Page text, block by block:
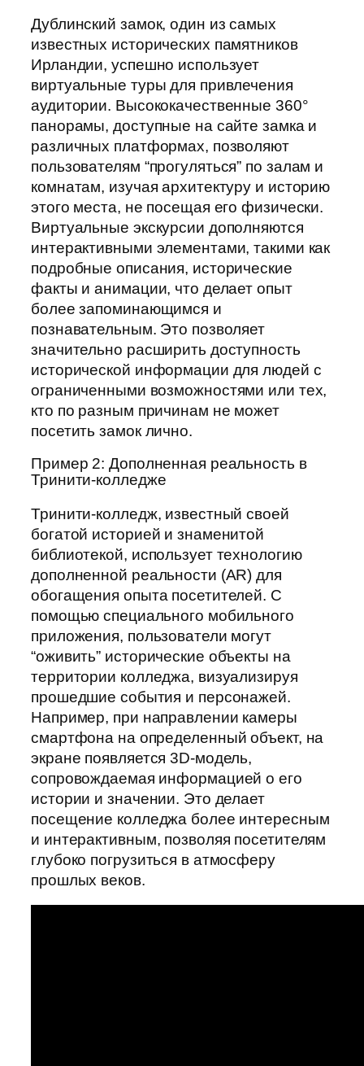
Дублинский замок, один из самых
известных исторических памятников
Ирландии, успешно использует
виртуальные туры для привлечения
аудитории. Высококачественные 360°
панорамы, доступные на сайте замка и
различных платформах, позволяют
пользователям “прогуляться” по залам и
комнатам, изучая архитектуру и историю
этого места, не посещая его физически.
Виртуальные экскурсии дополняются
интерактивными элементами, такими как
подробные описания, исторические
факты и анимации, что делает опыт
более запоминающимся и
познавательным. Это позволяет
значительно расширить доступность
исторической информации для людей с
ограниченными возможностями или тех,
кто по разным причинам не может
посетить замок лично.
Пример 2: Дополненная реальность в
Тринити-колледже
Тринити-колледж, известный своей
богатой историей и знаменитой
библиотекой, использует технологию
дополненной реальности (AR) для
обогащения опыта посетителей. С
помощью специального мобильного
приложения, пользователи могут
“оживить” исторические объекты на
территории колледжа, визуализируя
прошедшие события и персонажей.
Например, при направлении камеры
смартфона на определенный объект, на
экране появляется 3D-модель,
сопровождаемая информацией о его
истории и значении. Это делает
посещение колледжа более интересным
и интерактивным, позволяя посетителям
глубоко погрузиться в атмосферу
прошлых веков.